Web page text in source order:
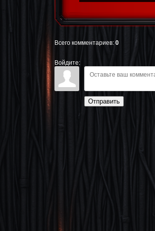
Всего комментариев: 0
Войдите:
Отправить